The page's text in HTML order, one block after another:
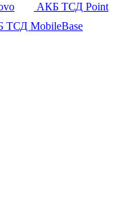
АКБ ТСД Point
ТСД MobileBase